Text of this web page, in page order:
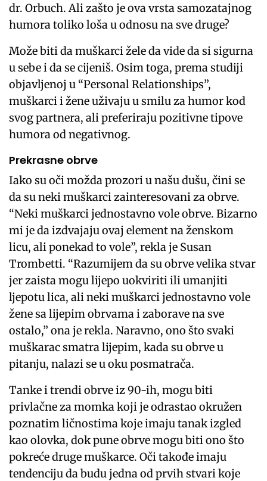
dr. Orbuch. Ali zašto je ova vrsta samozatajnog
humora toliko loša u odnosu na sve druge?
Može biti da muškarci žele da vide da si sigurna
u sebe i da se cijeniš. Osim toga, prema studiji
objavljenoj u “Personal Relationships”,
muškarci i žene uživaju u smilu za humor kod
svog partnera, ali preferiraju pozitivne tipove
humora od negativnog.
Prekrasne obrve
Iako su oči možda prozori u našu dušu, čini se
da su neki muškarci zainteresovani za obrve.
“Neki muškarci jednostavno vole obrve. Bizarno
mi je da izdvajaju ovaj element na ženskom
licu, ali ponekad to vole”, rekla je Susan
Trombetti. “Razumijem da su obrve velika stvar
jer zaista mogu lijepo uokviriti ili umanjiti
ljepotu lica, ali neki muškarci jednostavno vole
žene sa lijepim obrvama i zaborave na sve
ostalo,” ona je rekla. Naravno, ono što svaki
muškarac smatra lijepim, kada su obrve u
pitanju, nalazi se u oku posmatrača.
Tanke i trendi obrve iz 90-ih, mogu biti
privlačne za momka koji je odrastao okružen
poznatim ličnostima koje imaju tanak izgled
kao olovka, dok pune obrve mogu biti ono što
pokreće druge muškarce. Oči takođe imaju
tendenciju da budu jedna od prvih stvari koje